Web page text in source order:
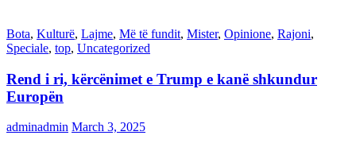
Bota, Kulturë, Lajme, Më të fundit, Mister, Opinione, Rajoni,
Speciale, top, Uncategorized
Rend i ri, kërcënimet e Trump e kanë shkundur
Europën
adminadmin March 3, 2025